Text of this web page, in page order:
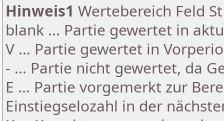
Hinweis1 Wertebereich Feld
blank ... Partie gewertet in
V ... Partie gewertet in
- ... Partie nicht gewertet, da
E ... Partie vorgemerkt zur
Einstiegselozahl in der